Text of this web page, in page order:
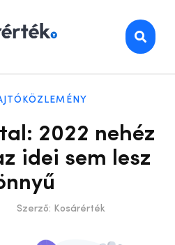
2022 nehéz
idei sem lesz
Szerző: Kosárérték